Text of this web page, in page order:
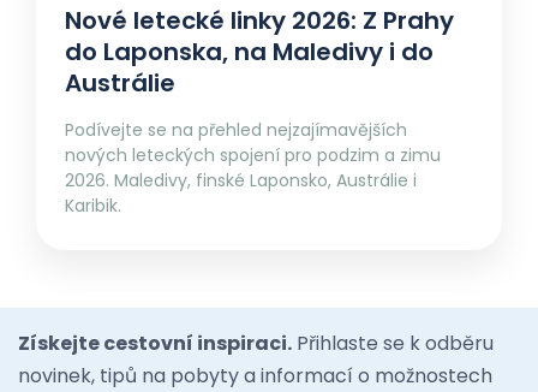
Nové letecké linky 2026: Z Prahy
do Laponska, na Maledivy i do
Austrálie
Podívejte se na přehled nejzajímavějších
nových leteckých spojení pro podzim a zimu
2026. Maledivy, finské Laponsko, Austrálie i
Karibik.
Získejte cestovní inspiraci. Přihlaste se k odběru
novinek, tipů na pobyty a informací o možnostech